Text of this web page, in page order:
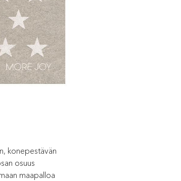
konepestävän
osuus
maapalloa